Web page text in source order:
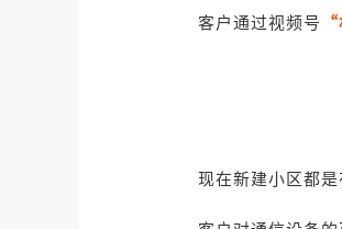
客户通过视频号 “
现在新建小区都